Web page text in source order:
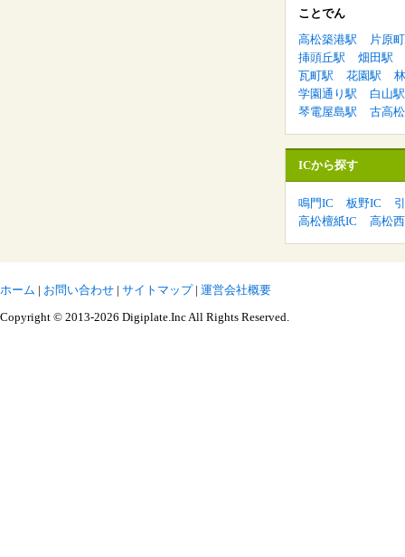
ことでん
高松築港駅
片原
挿頭丘駅
畑田駅
瓦町駅
花園駅
学園通り駅
白山駅
琴電屋島駅
古高
ICから探す
鳴門IC 板野IC
高松檀紙IC
高松
ホーム | お問い合わせ | サイトマップ| 運営会社概要
Copyright © 2013-2026 Digiplate.Inc All Rights Reserved.